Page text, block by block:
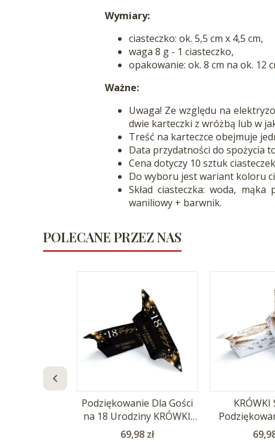
Wymiary:
ciasteczko: ok. 5,5 cm x 4,5 cm,
waga 8 g - 1 ciasteczko,
opakowanie: ok. 8 cm na ok. 12
Ważne:
Uwaga! Ze względu na
dwie karteczki z wróżbą lub w
Treść na karteczce obejmuje
Data przydatności do spożycia
Cena dotyczy 10 sztuk
Do wyboru jest wariant koloru
Skład ciasteczka: woda,
waniliowy + barwnik.
POLECANE PRZEZ NAS
Podziękowanie Dla Gości
na 18 Urodziny KRÓWKI
1kg
Cena
69,98 zł
KRÓWKI
Cena